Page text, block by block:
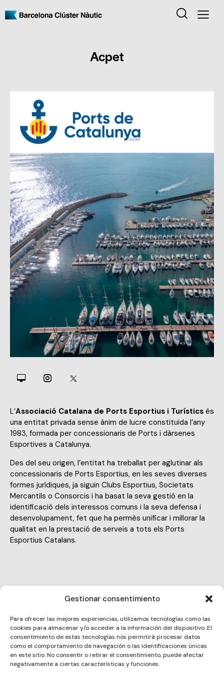
Gestionar consentimiento
Para ofrecer las mejores experiencias, utilizamos tecnologías como las
cookies para almacenar y/o acceder a la información del dispositivo. El
consentimiento de estas tecnologías nos permitirá procesar datos
como el comportamiento de navegación o las identificaciones únicas
en este sitio. No consentir o retirar el consentimiento, puede afectar
negativamente a ciertas características y funciones.
Acpet
L’Associació Catalana de Ports Esportius i Turístics és
una entitat privada sense ànim de lucre constituïda l’any
1983, formada per concessionaris de Ports i dàrsenes
Esportives a Catalunya.
Des del seu origen, l’entitat ha treballat per aglutinar als
concessionaris de Ports Esportius, en les seves diverses
formes jurídiques, ja siguin Clubs Esportius, Societats
Mercantils o Consorcis i ha basat la seva gestió en la
identificació dels interessos comuns i la seva defensa i
desenvolupament, fet que ha permès unificar i millorar la
qualitat en la prestació de serveis a tots els Ports
Esportius Catalans.
E-
m
ail:
Ph
on
934151301
Ad
Carrer de Balmes, 156, Eixample, 08008 Barcelona